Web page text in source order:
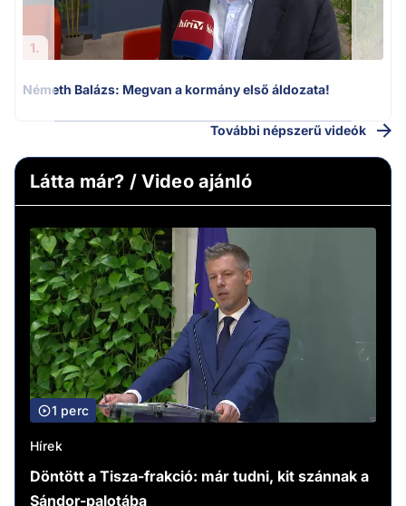
1.
Németh Balázs: Megvan a kormány első áldozata!
További népszerű videók
Látta már? / Video ajánló
1 perc
Hírek
Döntött a Tisza-frakció: már tudni, kit szánnak a
Sándor-palotába